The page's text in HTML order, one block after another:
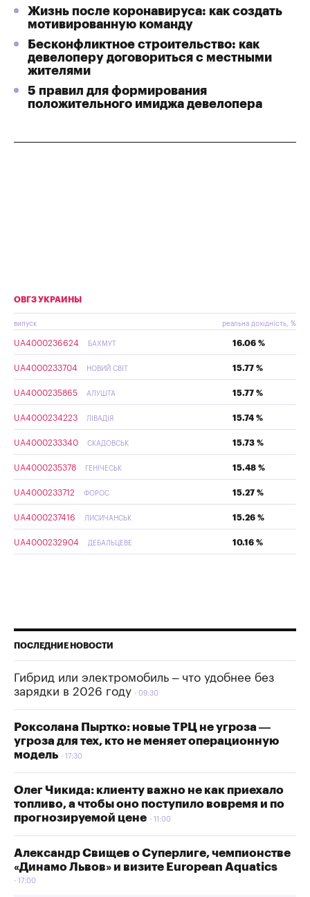
Жизнь после коронавируса: как создать
мотивированную команду
Бесконфликтное строительство: как
девелоперу договориться с местными
жителями
5 правил для формирования
положительного имиджа девелопера
ОВГЗ УКРАИНЫ
випуск реальна дохідність, %
UA4000236624 БАХМУТ 16.06 %
UA4000233704 НОВИЙ СВІТ 15.77 %
UA4000235865 АЛУШТА 15.77 %
UA4000234223 ЛІВАДІЯ 15.74 %
UA4000233340 СКАДОВСЬК 15.73 %
UA4000235378 ГЕНІЧЕСЬК 15.48 %
UA4000233712 ФОРОС 15.27 %
UA4000237416 ЛИСИЧАНСЬК 15.26 %
UA4000232904 ДЕБАЛЬЦЕВЕ 10.16 %
ПОСЛЕДНИЕ НОВОСТИ
Гибрид или электромобиль – что удобнее без
зарядки в 2026 году
09:30
Роксолана Пыртко: новые ТРЦ не угроза —
угроза для тех, кто не меняет операционную
модель
17:30
Олег Чикида: клиенту важно не как приехало
топливо, а чтобы оно поступило вовремя и по
прогнозируемой цене
11:00
Александр Свищев о Суперлиге, чемпионстве
«Динамо Львов» и визите European Aquatics
17:00